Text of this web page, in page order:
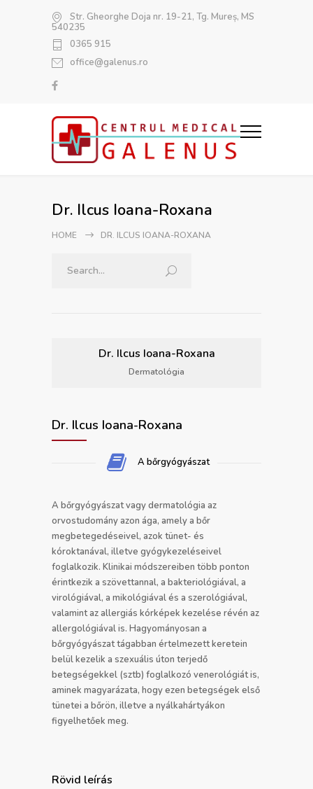
Str. Gheorghe Doja nr. 19-21, Tg. Mureș, MS
540235
0365 915
office@galenus.ro
Dr. Ilcus Ioana-Roxana
HOME DR. ILCUS IOANA-ROXANA
Dr. Ilcus Ioana-Roxana
Dermatológia
Dr. Ilcus Ioana-Roxana
A bőrgyógyászat
A bőrgyógyászat vagy dermatológia az
orvostudomány azon ága, amely a bőr
megbetegedéseivel, azok tünet- és
kóroktanával, illetve gyógykezeléseivel
foglalkozik. Klinikai módszereiben több ponton
érintkezik a szövettannal, a bakteriológiával, a
virológiával, a mikológiával és a szerológiával,
valamint az allergiás kórképek kezelése révén az
allergológiával is. Hagyományosan a
bőrgyógyászat tágabban értelmezett keretein
belül kezelik a szexuális úton terjedő
betegségekkel (sztb) foglalkozó venerológiát is,
aminek magyarázata, hogy ezen betegségek első
tünetei a bőrön, illetve a nyálkahártyákon
figyelhetőek meg.
Rövid leírás